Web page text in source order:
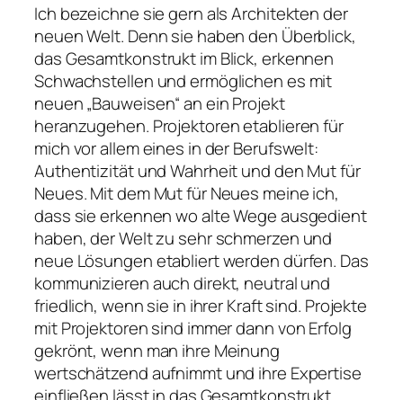
Ich bezeichne sie gern als Architekten der
neuen Welt. Denn sie haben den Überblick,
das Gesamtkonstrukt im Blick, erkennen
Schwachstellen und ermöglichen es mit
neuen „Bauweisen“ an ein Projekt
heranzugehen. Projektoren etablieren für
mich vor allem eines in der Berufswelt:
Authentizität und Wahrheit und den Mut für
Neues. Mit dem Mut für Neues meine ich,
dass sie erkennen wo alte Wege ausgedient
haben, der Welt zu sehr schmerzen und
neue Lösungen etabliert werden dürfen. Das
kommunizieren auch direkt, neutral und
friedlich, wenn sie in ihrer Kraft sind. Projekte
mit Projektoren sind immer dann von Erfolg
gekrönt, wenn man ihre Meinung
wertschätzend aufnimmt und ihre Expertise